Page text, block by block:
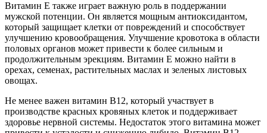
Витамин E также играет важную роль в поддержании
мужской потенции. Он является мощным антиоксидантом,
который защищает клетки от повреждений и способствует
улучшению кровообращения. Улучшение кровотока в области
половых органов может привести к более сильным и
продолжительным эрекциям. Витамин E можно найти в
орехах, семенах, растительных маслах и зеленых листовых
овощах.
Не менее важен витамин B12, который участвует в
производстве красных кровяных клеток и поддерживает
здоровье нервной системы. Недостаток этого витамина может